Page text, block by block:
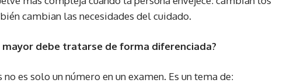
cambian las necesidades del cuidado.
debe tratarse de forma diferenciada?
es solo un número en un examen. Es un tema de: